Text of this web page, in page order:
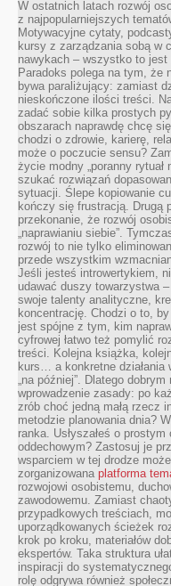
W ostatnich latach rozwój
z najpopularniejszych
Motywacyjne cytaty,
kursy z zarządzania sobą w
nawykach – wszystko to jest
Paradoks polega na tym, że
bywa paraliżujący: zamiast
nieskończone ilości treści.
zadać sobie kilka prostych
obszarach naprawdę chcę
chodzi o zdrowie, karierę,
może o poczucie sensu?
życie modny „poranny rytuał
szukać rozwiązań
sytuacji. Ślepe kopiowanie
kończy się frustracją. Drugą
przekonanie, że rozwój
„naprawianiu siebie”.
rozwój to nie tylko
przede wszystkim
Jeśli jesteś introwertykiem,
udawać duszy towarzystwa
swoje talenty analityczne,
koncentrację. Chodzi o to,
jest spójne z tym, kim
cyfrowej łatwo też pomylić
treści. Kolejna książka,
kurs… a konkretne działania
„na później”. Dlatego
wprowadzenie zasady: po
zrób choć jedną małą rzecz
metodzie planowania dnia?
ranka. Usłyszałeś o prostym
oddechowym? Zastosuj je
wsparciem w tej drodze
zorganizowana platforma
rozwojowi osobistemu,
zawodowemu. Zamiast
przypadkowych treściach,
uporządkowanych ścieżek
krok po kroku, materiałów
ekspertów. Taka struktura
inspiracji do
rolę odgrywa również